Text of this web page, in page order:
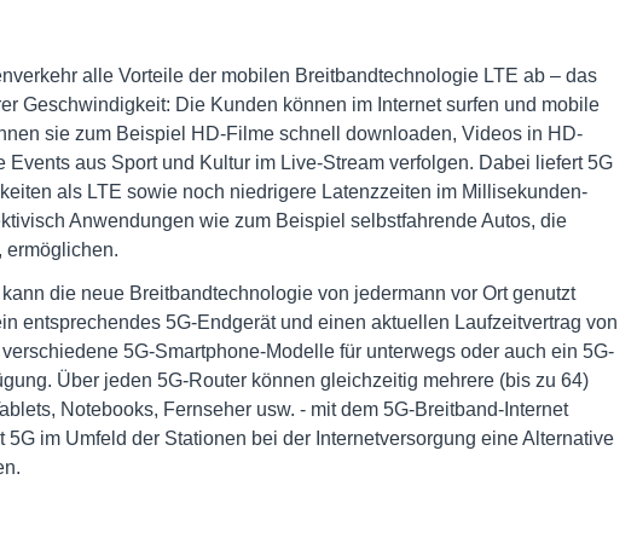
alle Vorteile der mobilen Breitbandtechnologie LTE ab – das
Geschwindigkeit: Die Kunden können im Internet surfen und mobile
sie zum Beispiel HD-Filme schnell downloaden, Videos in HD-
aus Sport und Kultur im Live-Stream verfolgen. Dabei liefert 5G
als LTE sowie noch niedrigere Latenzzeiten im Millisekunden-
Anwendungen wie zum Beispiel selbstfahrende Autos, die
ermöglichen.
die neue Breitbandtechnologie von jedermann vor Ort genutzt
entsprechendes 5G-Endgerät und einen aktuellen Laufzeitvertrag von
5G-Smartphone-Modelle für unterwegs oder auch ein 5G-
Über jeden 5G-Router können gleichzeitig mehrere (bis zu 64)
Notebooks, Fernseher usw. - mit dem 5G-Breitband-Internet
im Umfeld der Stationen bei der Internetversorgung eine Alternative